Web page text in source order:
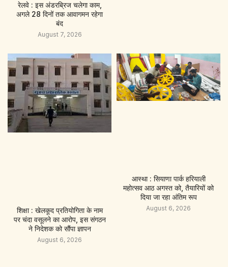
रेलवे : इस अंडरब्रिज चलेगा काम,
अगले 28 दिनों तक आवागमन रहेगा
बंद
August 7, 2026
शिक्षा : खेलकूद प्रतियोगिता के नाम
पर चंदा वसूलने का आरोप, इस संगठन
ने निदेशक को सौंपा ज्ञापन
August 6, 2026
आस्था : सियाणा पार्क हरियाली
महोत्सव आठ अगस्त को, तैयारियों को
दिया जा रहा अंतिम रूप
August 6, 2026